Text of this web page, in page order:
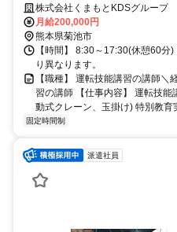
株式会社くまもとKDSグループ
月給200,000円
熊本県菊池市
【時間】 8:30～17:30(休憩60
り異なります。
【職種】 運転技能講習の講師
習の講師 【仕事内容】 運転技
動式クレーン、玉掛け) 特別教
固定時間制
派遣社員